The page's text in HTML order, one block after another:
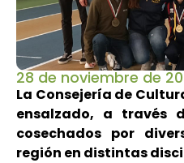
28 de noviembre de
La Consejería de
ensalzado, a través
cosechados por
región en distintas